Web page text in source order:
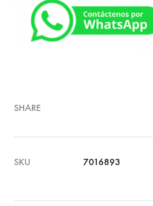
SHARE
SKU 7016893